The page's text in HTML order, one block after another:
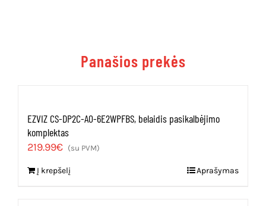
Panašios prekės
EZVIZ CS-DP2C-A0-6E2WPFBS, belaidis pasikalbėjimo
komplektas
219.99€ (su PVM)
Į krepšelį Aprašymas